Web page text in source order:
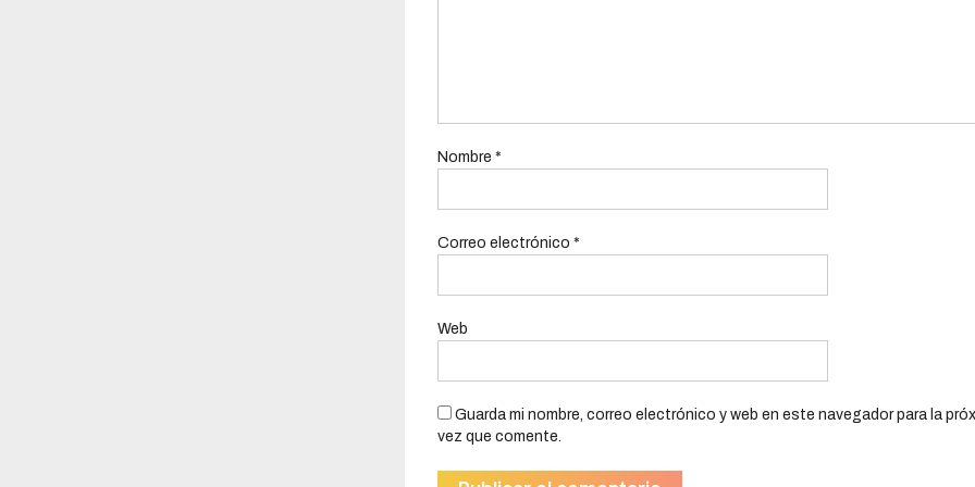
Nombre *
Correo electrónico *
Web
Guarda mi nombre, correo electrónico y web en este navegador para la
vez que comente.